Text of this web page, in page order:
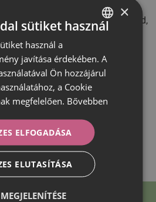
fogszabályozó kezelésbe,
megtekintése után meghoznod,
végeredményt, és
ajánljuk neked, az ingyenes
sem veszthetsz vele.
ROMANIAN
×
sütiket használ
használ a
javítása érdekében. A
Ön hozzájárul
a Cookie
megfelelően. Bővebben
ELFOGADÁSA
ELUTASÍTÁSA